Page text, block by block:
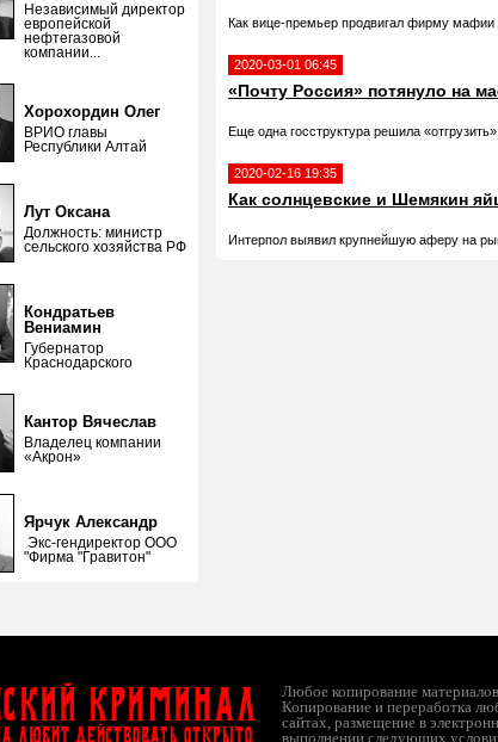
Независимый директор
европейской
нефтегазовой
компании...
Хорохордин Олег
ВРИО главы
Республики Алтай
Лут Оксана
Должность: министр
сельского хозяйства РФ
Кондратьев
Вениамин
Губернатор
Краснодарского
Кантор Вячеслав
Владелец компании
«Акрон»
Ярчук Александр
Экс-гендиректор ООО
"Фирма "Гравитон"
Как вице-премьер продвигал фирму мафии
2020-03-01 06:45
«Почту Россия» потянуло на
Еще одна госструктура решила
2020-02-16 19:35
Как солнцевские и Шемякин
Интерпол выявил крупнейшую аферу на
Криминал
ЛЮБИТ ДЕЙСТВОВАТЬ ОТКРЫТО
Любое копирование
Копирование и переработка
сайтах, размещение в
выполнении следующих